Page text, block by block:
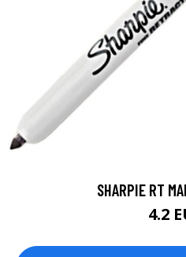
SHARPIE RT
4.2